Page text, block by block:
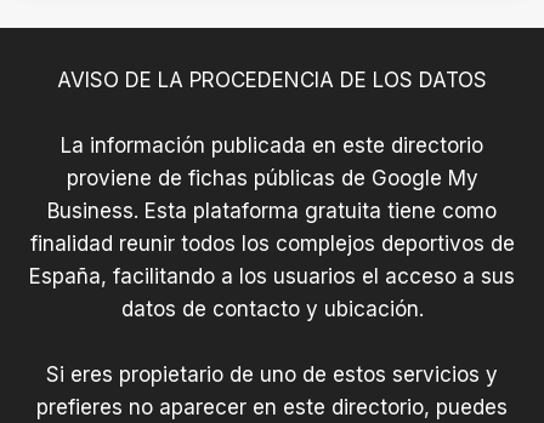
AVISO DE LA PROCEDENCIA DE LOS DATOS
La información publicada en este directorio
proviene de fichas públicas de Google My
Business. Esta plataforma gratuita tiene como
finalidad reunir todos los complejos deportivos de
España, facilitando a los usuarios el acceso a sus
datos de contacto y ubicación.
Si eres propietario de uno de estos servicios y
prefieres no aparecer en este directorio, puedes